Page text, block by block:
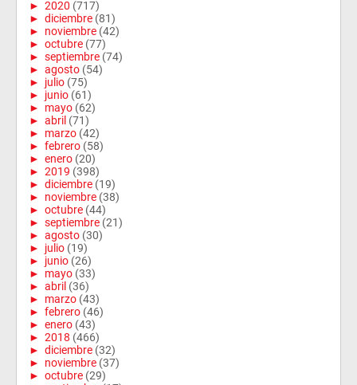
► 2020 (717)
► diciembre (81)
► noviembre (42)
► octubre (77)
► septiembre (74)
► agosto (54)
► julio (75)
► junio (61)
► mayo (62)
► abril (71)
► marzo (42)
► febrero (58)
► enero (20)
► 2019 (398)
► diciembre (19)
► noviembre (38)
► octubre (44)
► septiembre (21)
► agosto (30)
► julio (19)
► junio (26)
► mayo (33)
► abril (36)
► marzo (43)
► febrero (46)
► enero (43)
► 2018 (466)
► diciembre (32)
► noviembre (37)
► octubre (29)